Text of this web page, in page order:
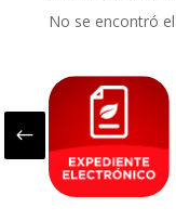
No se encontró
#